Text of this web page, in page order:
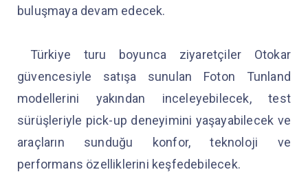
buluşmaya devam edecek.
Türkiye turu boyunca ziyaretçiler Otokar
güvencesiyle satışa sunulan Foton Tunland
modellerini yakından inceleyebilecek, test
sürüşleriyle pick-up deneyimini yaşayabilecek ve
araçların sunduğu konfor, teknoloji ve
performans özelliklerini keşfedebilecek.